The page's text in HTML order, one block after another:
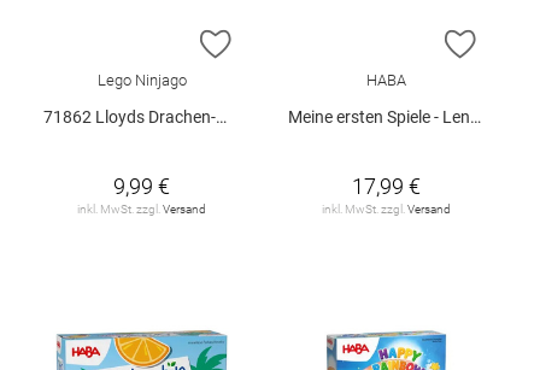
ZUR WUNSCHLISTE HINZUFÜGEN
Lego Ninjago
71862 Lloyds Drachen-Mech Battle Set V29
9,99 €
inkl. MwSt. zzgl.Versand
ZUR
HABA
Meine ersten Spiele - Lennys Traktor
17,99 €
inkl. MwSt. zzgl.Versand